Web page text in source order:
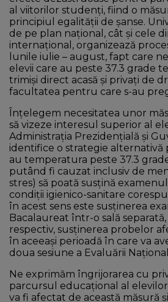
al viitorilor studenți, fiind o
principiul egalității de șanse.
de pe plan național, cât și cele
internațional, organizează
lunile iulie – august, fapt care
elevii care au peste 37.3 grade
trimiși direct acasă și privați de
facultatea pentru care s-au
Înțelegem necesitatea unor
să vizeze interesul superior al
Administrația Prezidențială și
identifice o strategie alternativă
au temperatura peste 37.3
putând fi cauzat inclusiv de
stres) să poată susțină
condiții igienico-sanitare
în acest sens este susținerea
Bacalaureat într-o sală separată,
respectiv, susținerea probelor
în aceeași perioadă în care va
doua sesiune a Evaluării
Ne exprimăm îngrijorarea cu
parcursul educațional al
va fi afectat de această măsură